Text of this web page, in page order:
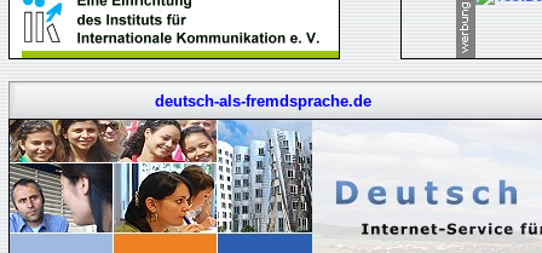
deutsch-als-fremdsprache.de